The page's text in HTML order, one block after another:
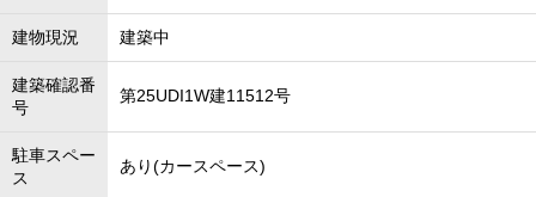
建物現況 建築中
建築確認番
号
第25UDI1W建11512号
駐車スペー
ス
あり(カースペース)